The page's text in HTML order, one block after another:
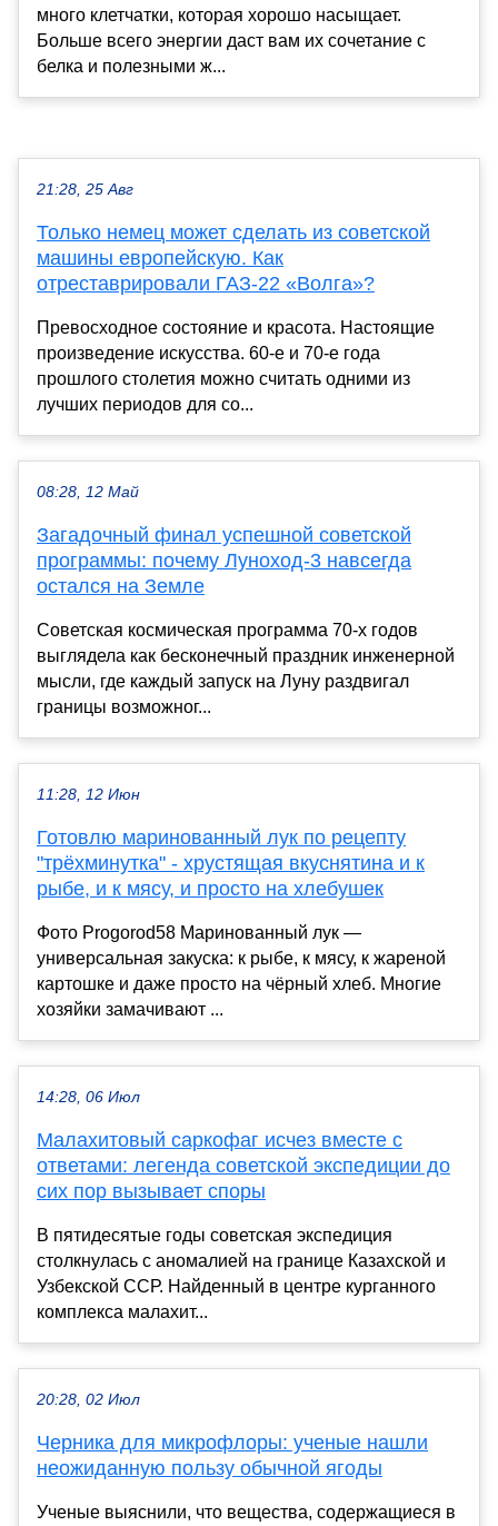
много клетчатки, которая хорошо насыщает.
Больше всего энергии даст вам их сочетание с
белка и полезными ж...
21:28, 25 Авг
Только немец может сделать из советской
машины европейскую. Как
отреставрировали ГАЗ-22 «Волга»?
Превосходное состояние и красота. Настоящие
произведение искусства. 60-е и 70-е года
прошлого столетия можно считать одними из
лучших периодов для со...
08:28, 12 Май
Загадочный финал успешной советской
программы: почему Луноход-3 навсегда
остался на Земле
Советская космическая программа 70-х годов
выглядела как бесконечный праздник инженерной
мысли, где каждый запуск на Луну раздвигал
границы возможног...
11:28, 12 Июн
Готовлю маринованный лук по рецепту
"трёхминутка" - хрустящая вкуснятина и к
рыбе, и к мясу, и просто на хлебушек
Фото Progorod58 Маринованный лук —
универсальная закуска: к рыбе, к мясу, к жареной
картошке и даже просто на чёрный хлеб. Многие
хозяйки замачивают ...
14:28, 06 Июл
Малахитовый саркофаг исчез вместе с
ответами: легенда советской экспедиции до
сих пор вызывает споры
В пятидесятые годы советская экспедиция
столкнулась с аномалией на границе Казахской и
Узбекской ССР. Найденный в центре курганного
комплекса малахит...
20:28, 02 Июл
Черника для микрофлоры: ученые нашли
неожиданную пользу обычной ягоды
Ученые выяснили, что вещества, содержащиеся в